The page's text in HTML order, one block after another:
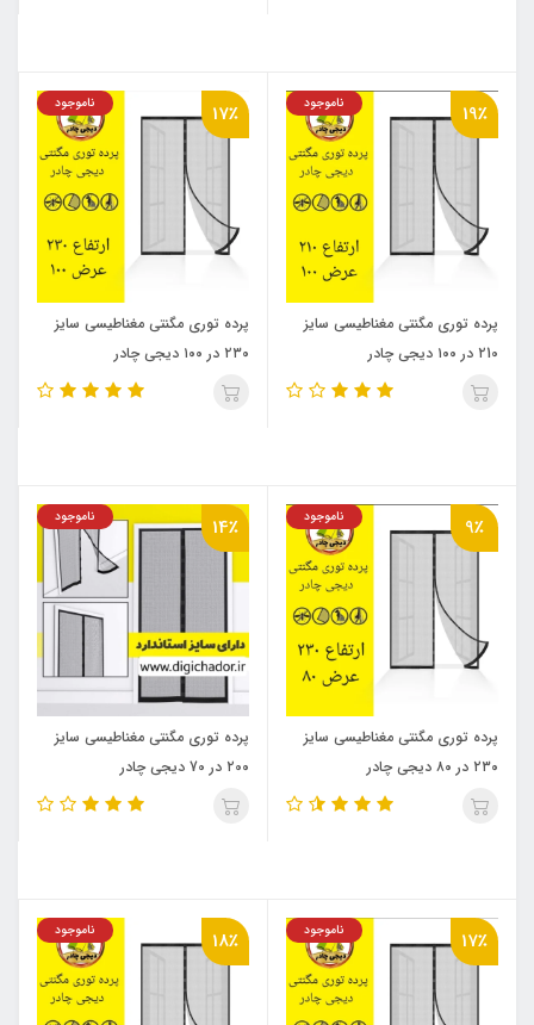
19٪ ناموجود
پرده توری مگنتی مغناطیسی سایز
۲10 در ۱۰۰ دیجی چادر
17٪ ناموجود
پرده توری مگنتی مغناطیسی سایز
۲۳۰ در ۱۰۰ دیجی چادر
9٪ ناموجود
پرده توری مگنتی مغناطیسی سایز
۲۳۰ در ۸۰ دیجی چادر
14٪ ناموجود
پرده توری مگنتی مغناطیسی سایز
۲0۰ در 70 دیجی چادر
17٪ ناموجود 18٪ ناموجود